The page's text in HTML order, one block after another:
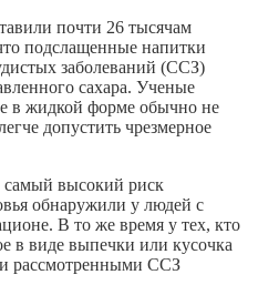
почти 26 тысячам
подслащенные напитки
заболеваний (ССЗ)
сахара. Ученые
в жидкой форме обычно не
допустить чрезмерное
самый высокий риск
обнаружили у людей с
В то же время у тех, кто
в виде выпечки или кусочка
рассмотренными ССЗ